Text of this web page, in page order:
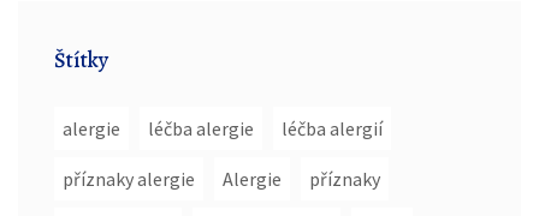
Štítky
alergie léčba alergie léčba alergií
příznaky alergie Alergie příznaky